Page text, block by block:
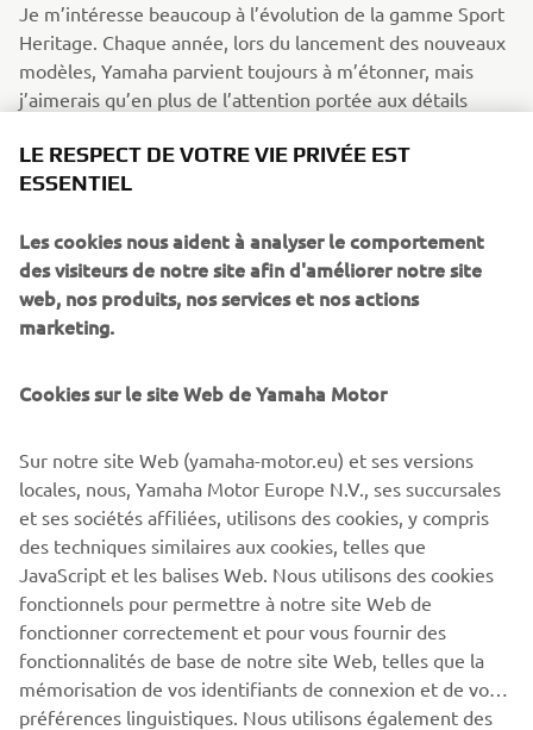
Je m’intéresse beaucoup à l’évolution de la gamme Sport
Heritage. Chaque année, lors du lancement des nouveaux
modèles, Yamaha parvient toujours à m’étonner, mais
j’aimerais qu’en plus de l’attention portée aux détails
des suspensions.
SI VOUS POUVIEZ AVOIR UNE YAMAHA DE
RÊVE PARMI CELLES QUI ONT MARQUÉ
L’HISTOIRE DE LA MARQUE, QUELLE SERAIT-
ELLE ET POURQUOI ?
fait vibrer. Une très belle moto d’un point de vue
l’enduro et le style vintage. C’est une moto de collection
que je garderais volontiers pour pouvoir l’admirer tous les
jours et la conduire le dimanche.
DÉCOUVREZ LA XSR700
LE RESPECT DE VOTRE VIE PRIVÉE EST
ESSENTIEL
Les cookies nous aident à analyser le comportement
des visiteurs de notre site afin d'améliorer notre site
web, nos produits, nos services et nos actions
marketing.
Cookies sur le site Web de Yamaha Motor
Sur notre site Web (yamaha-motor.eu) et ses versions
locales, nous, Yamaha Motor Europe N.V., ses succursales
et ses sociétés affiliées, utilisons des cookies, y compris
des techniques similaires aux cookies, telles que
JavaScript et les balises Web. Nous utilisons des cookies
fonctionnels pour permettre à notre site Web de
fonctionner correctement et pour vous fournir des
fonctionnalités de base de notre site Web, telles que la
mémorisation de vos identifiants de connexion et de vos
préférences linguistiques. Nous utilisons également des